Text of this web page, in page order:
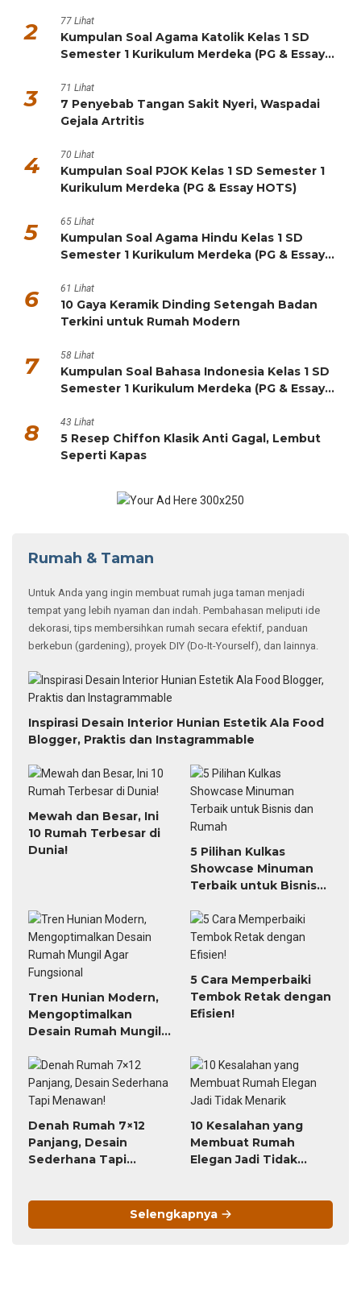
2 77 Lihat
Kumpulan Soal Agama Katolik Kelas 1 SD
Semester 1 Kurikulum Merdeka (PG & Essay
3 71 Lihat
7 Penyebab Tangan Sakit Nyeri, Waspadai
Gejala Artritis
4 70 Lihat
Kumpulan Soal PJOK Kelas 1 SD Semester 1
Kurikulum Merdeka (PG & Essay HOTS)
5 65 Lihat
Kumpulan Soal Agama Hindu Kelas 1 SD
Semester 1 Kurikulum Merdeka (PG & Essay
6 61 Lihat
10 Gaya Keramik Dinding Setengah Badan
Terkini untuk Rumah Modern
7 58 Lihat
Kumpulan Soal Bahasa Indonesia Kelas 1 SD
Semester 1 Kurikulum Merdeka (PG & Essay
8 43 Lihat
5 Resep Chiffon Klasik Anti Gagal, Lembut
Seperti Kapas
Rumah & Taman
Untuk Anda yang ingin membuat rumah juga taman menjadi
tempat yang lebih nyaman dan indah. Pembahasan meliputi ide
dekorasi, tips membersihkan rumah secara efektif, panduan
berkebun (gardening), proyek DIY (Do-It-Yourself), dan lainnya.
Inspirasi Desain Interior Hunian Estetik Ala Food
Blogger, Praktis dan Instagrammable
Mewah dan Besar, Ini
10 Rumah Terbesar di
Dunia!
5 Pilihan Kulkas
Showcase Minuman
Terbaik untuk Bisnis
Tren Hunian Modern,
Mengoptimalkan
Desain Rumah Mungil
5 Cara Memperbaiki
Tembok Retak dengan
Efisien!
Denah Rumah 7×12
Panjang, Desain
Sederhana Tapi
10 Kesalahan yang
Membuat Rumah
Elegan Jadi Tidak
Selengkapnya